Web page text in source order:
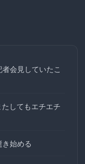
会見していたこ
たしてもエチエチ
き始める